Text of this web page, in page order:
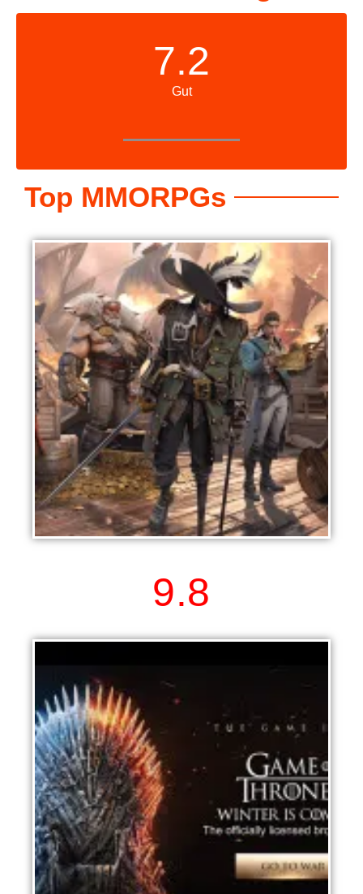
7.2
Gut
Top MMORPGs
9.8